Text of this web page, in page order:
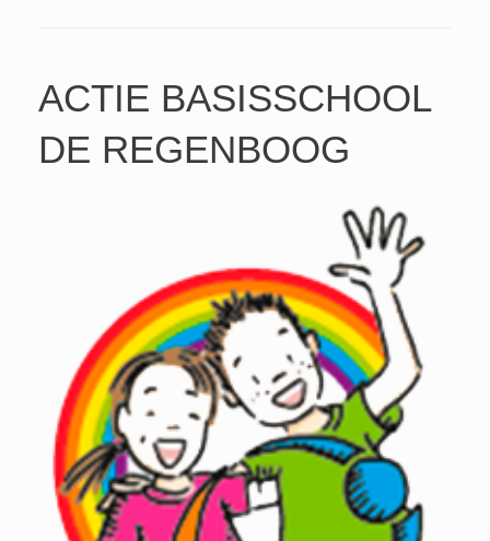
ACTIE BASISSCHOOL
DE REGENBOOG